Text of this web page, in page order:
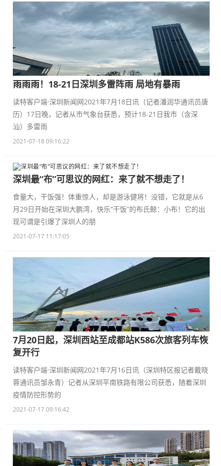
雨雨雨！18-21日深圳多雷阵雨 局地有暴雨
读特客户端·深圳新闻网2021年7月18日讯（记者潘润华通讯员唐
历）17日晚，记者从市气象台获悉，预计18-21日我市（含深
汕）多雷雨
2021-07-18 09:16:22
深圳最“布”可思议的网红：来了就不想走了！
食量大，干饭强！体重惊人，却是游泳健将！没错，它就是从6
月29日开始在深圳大鹏湾，快乐“干饭”的布氏鲸：小布！它的出
现可谓是引爆了深圳人的朋
2021-07-17 11:17:05
7月20日起，深圳西站至成都站K586次旅客列车恢
复开行
读特客户端·深圳新闻网2021年7月16日讯（深圳特区报记者戴晓
蓉通讯员邹永青）记者从深圳平南铁路有限公司获悉，随着深圳
疫情防控形势的
2021-07-17 09:16:42